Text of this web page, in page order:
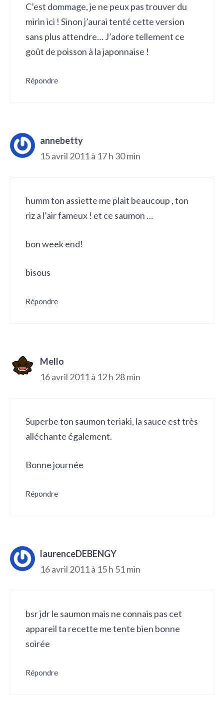
C’est dommage, je ne peux pas trouver du
mirin ici ! Sinon j’aurai tenté cette version
sans plus attendre… J’adore tellement ce
goût de poisson à la japonnaise !
Répondre
annebetty
15 avril 2011 à 17 h 30 min
humm ton assiette me plait beaucoup , ton
riz a l’air fameux ! et ce saumon …
bon week end!
bisous
Répondre
Mello
16 avril 2011 à 12 h 28 min
Superbe ton saumon teriaki, la sauce est très
alléchante également.
Bonne journée
Répondre
laurenceDEBENGY
16 avril 2011 à 15 h 51 min
bsr jdr le saumon mais ne connais pas cet
appareil ta recette me tente bien bonne
soirée
Répondre